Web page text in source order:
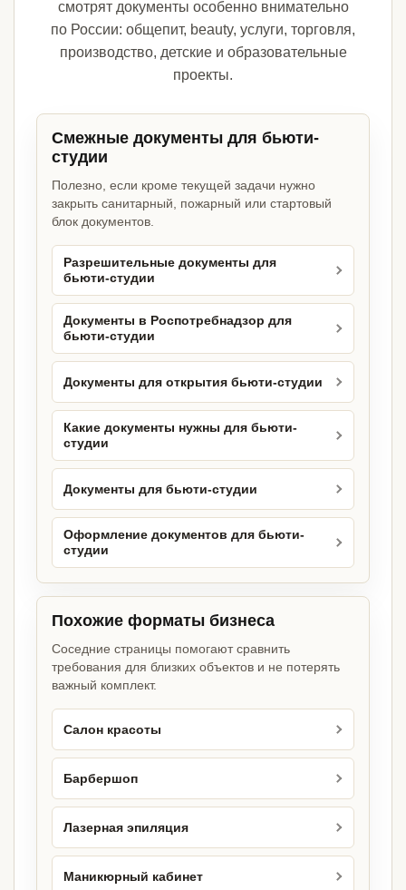
смотрят документы особенно внимательно
по России: общепит, beauty, услуги, торговля,
производство, детские и образовательные
проекты.
Смежные документы для бьюти-
студии
Полезно, если кроме текущей задачи нужно
закрыть санитарный, пожарный или стартовый
блок документов.
Разрешительные документы для
бьюти-студии
Документы в Роспотребнадзор для
бьюти-студии
Документы для открытия бьюти-студии
Какие документы нужны для бьюти-
студии
Документы для бьюти-студии
Оформление документов для бьюти-
студии
Похожие форматы бизнеса
Соседние страницы помогают сравнить
требования для близких объектов и не потерять
важный комплект.
Салон красоты
Барбершоп
Лазерная эпиляция
Маникюрный кабинет